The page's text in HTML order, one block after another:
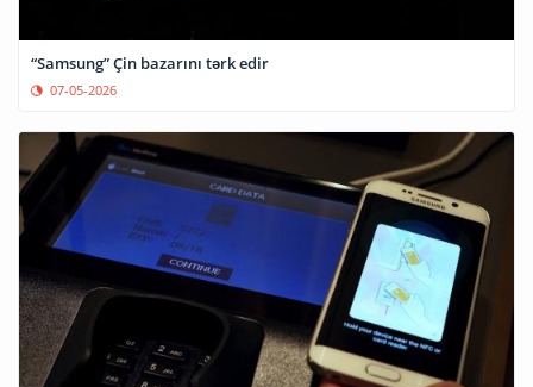
“Samsung” Çin bazarını tərk edir
07-05-2026